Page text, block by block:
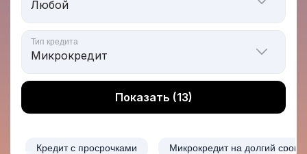
Тип кредита
Показать (13)
Кредит с просрочками Микрокредит на долгий срок